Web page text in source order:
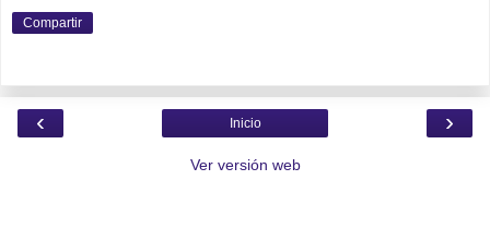
Compartir
‹ ›
Inicio
Ver versión web